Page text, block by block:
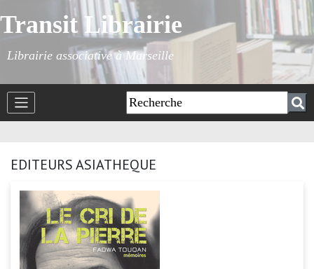
Transit Librairie
Librairie associative à Marseille
EDITEURS ASIATHEQUE